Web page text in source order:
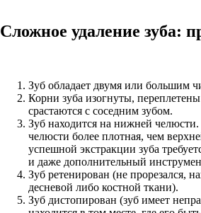
Сложное удаление зуба:
Зуб обладает двумя или большим
Корни зуба изогнуты,
срастаются с соседним зубом.
Зуб находится на нижней
челюсти более плотная, чем
успешной экстракции зуба
и даже дополнительный
Зуб ретенирован (не прорезался,
десневой либо костной ткани).
Зуб дистопирован (зуб имеет